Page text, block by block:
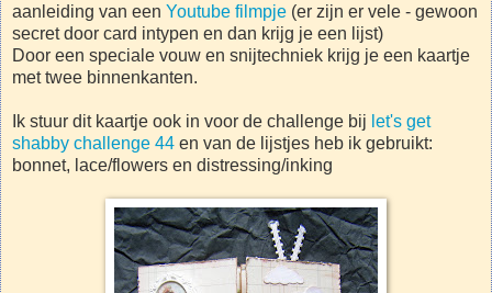
aanleiding van een Youtube filmpje (er zijn er vele - gewoon
secret door card intypen en dan krijg je een lijst)
Door een speciale vouw en snijtechniek krijg je een kaartje
met twee binnenkanten.
Ik stuur dit kaartje ook in voor de challenge bij let's get
shabby challenge 44 en van de lijstjes heb ik gebruikt:
bonnet, lace/flowers en distressing/inking